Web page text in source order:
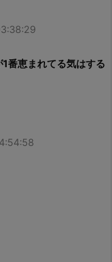
番恵まれてる気はする